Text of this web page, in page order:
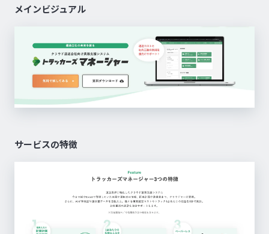
メインビジュアル
サービスの特徴